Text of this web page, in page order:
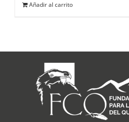
Añadir al carrito